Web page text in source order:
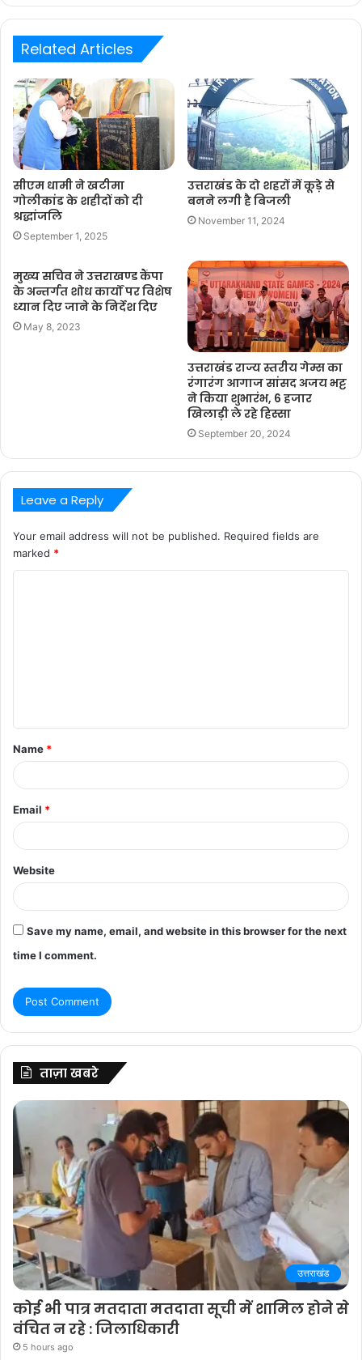
Related Articles
सीएम धामी ने खटीमा
गोलीकांड के शहीदों को दी
श्रद्धांजलि
September 1, 2025
उत्तराखंड के दो शहरों में कूड़े से
बनने लगी है बिजली
November 11, 2024
मुख्य सचिव ने उत्तराखण्ड कैंपा
के अन्तर्गत शोध कार्यों पर विशेष
ध्यान दिए जाने के निर्देश दिए
May 8, 2023
उत्तराखंड राज्य स्तरीय गेम्स का
रंगारंग आगाज सांसद अजय भट्ट
ने किया शुभारंभ, 6 हजार
खिलाड़ी ले रहे हिस्सा
September 20, 2024
Leave a Reply
Your email address will not be published. Required fields are
marked *
t
*
Name *
Email *
Website
Save my name, email, and website in this browser for the next
time I comment.
ताज़ा खबरे
उत्तराखंड
कोई भी पात्र मतदाता मतदाता सूची में शामिल होने से
वंचित न रहे : जिलाधिकारी
5 hours ago